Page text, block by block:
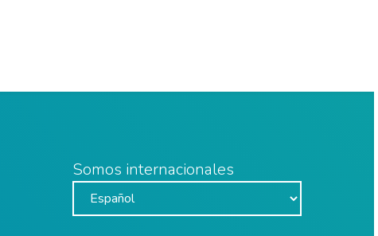
Somos internacionales